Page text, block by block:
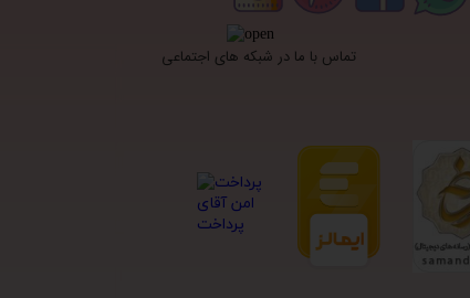
تماس با ما در شبکه های اجتماعی